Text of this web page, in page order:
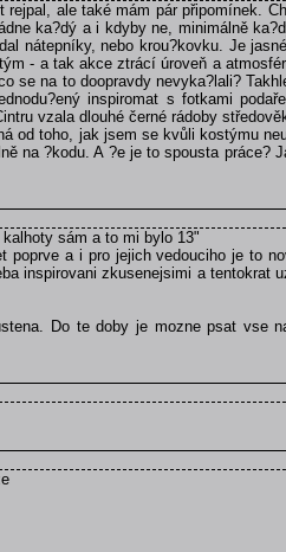
ale také mám pár připomínek.
ka?dý a i kdyby ne, minimálně
nátepníky, nebo krou?kovku. Je
- a tak akce ztrácí úroveň a
se na to doopravdy nevyka?lali?
inspiromat s fotkami
vzala dlouhé černé rádoby
od toho, jak jsem se kvůli kostýmu
na ?kodu. A ?e je to spousta práce?
sám a to mi bylo 13"
a i pro jejich vedouciho je to
inspirovani zkusenejsimi a tentokrat
Do te doby je mozne psat vse